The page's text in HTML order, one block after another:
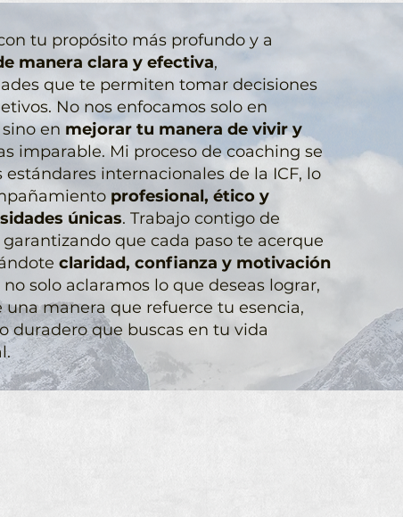
tu propósito más profundo y a
manera clara y efectiva,
que te permiten tomar decisiones
No nos enfocamos solo en
en mejorar tu manera de vivir y
imparable. Mi proceso de coaching se
estándares internacionales de la ICF, lo
profesional, ético y
únicas. Trabajo contigo de
que cada paso te acerque
claridad, confianza y motivación
solo aclaramos lo que deseas lograr,
una manera que refuerce tu esencia,
duradero que buscas en tu vida